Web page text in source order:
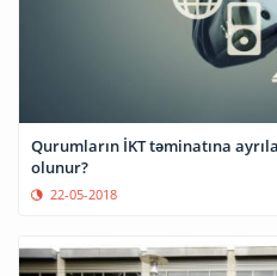
Qurumların İKT təminatına
olunur?
22-05-2018